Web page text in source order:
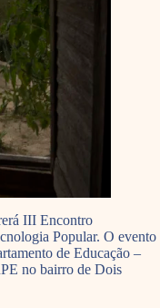
III Encontro
Popular. O evento
de Educação –
no bairro de Dois